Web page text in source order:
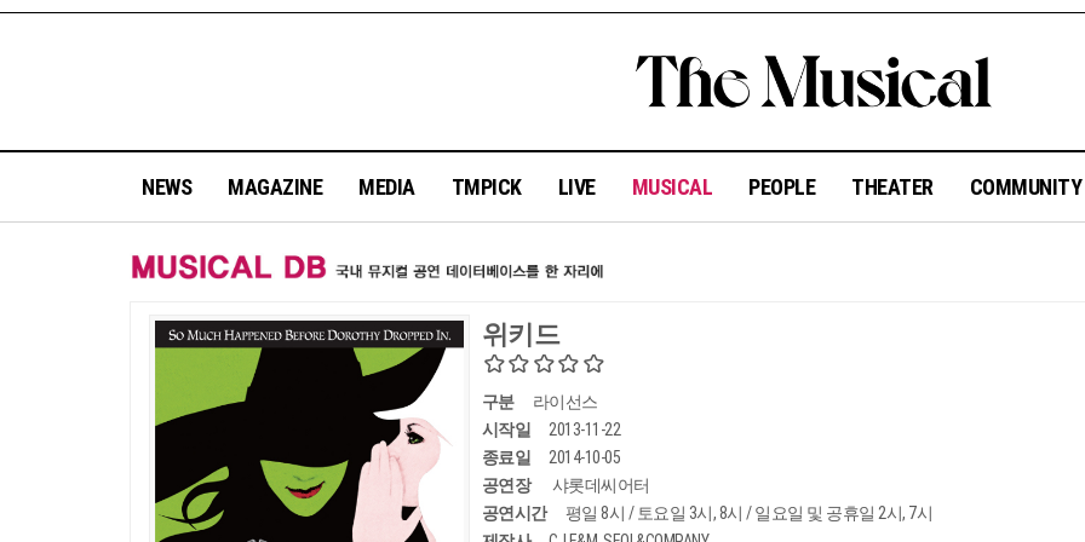
NEWS MAGAZINE MEDIA TMPICK LIVE MUSICAL PEOPLE THEATER COMMUNITY
위키드
구분
라이선스
시작일
2013-11-22
종료일
2014-10-05
공연장
샤롯데씨어터
공연시간
평일 8시 / 토요일 3시, 8시 / 일요일 및 공휴일 2시, 7시